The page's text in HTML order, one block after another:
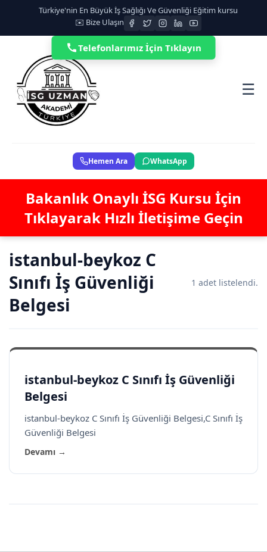
Türkiye'nin En Büyük İş Sağlığı Ve Güvenliği Eğitim kursu
✉️ Bize Ulaşın
☰
Hemen Ara WhatsApp
Bakanlık Onaylı İSG Kursu İçin
Tıklayarak Hızlı İletişime Geçin
istanbul-beykoz C
Sınıfı İş Güvenliği
Belgesi
1 adet listelendi.
istanbul-beykoz C Sınıfı İş Güvenliği
Belgesi
istanbul-beykoz C Sınıfı İş Güvenliği Belgesi,C Sınıfı İş
Güvenliği Belgesi
Devamı →
Telefonlarımız İçin Tıklayın